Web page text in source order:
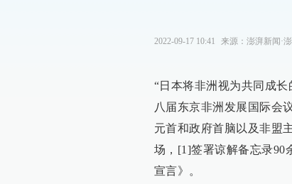
2022-09-17 10:41 来源： 澎湃新闻·
“日本将非洲视为共同成
八届东京非洲发展国际会
元首和政府首脑以及非盟
场，[1]签署谅解备忘录90
宣言》。